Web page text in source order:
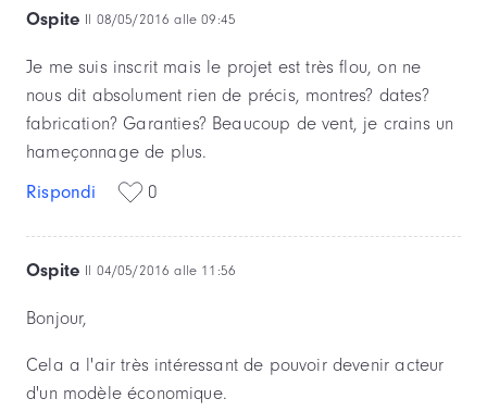
Ospite Il 08/05/2016 alle 09:45
Je me suis inscrit mais le projet est très flou, on ne
nous dit absolument rien de précis, montres? dates?
fabrication? Garanties? Beaucoup de vent, je crains un
hameçonnage de plus.
Rispondi
0
Ospite Il 04/05/2016 alle 11:56
Bonjour,
Cela a l'air très intéressant de pouvoir devenir acteur
d'un modèle économique.